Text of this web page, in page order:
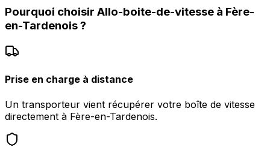
Pourquoi choisir Allo-boite-de-vitesse à Fère-
en-Tardenois?
Prise en charge à distance
Un transporteur vient récupérer votre boîte de vitesse
directement à Fère-en-Tardenois.